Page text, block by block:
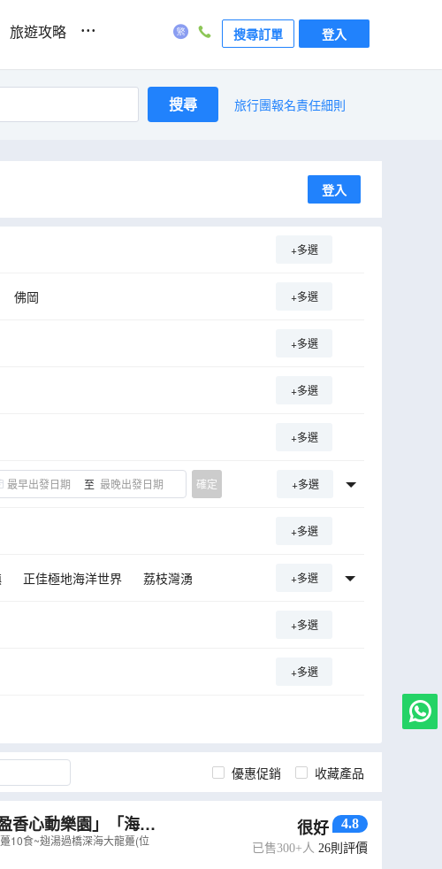
旅遊攻略 ... 搜尋訂單 登入
搜尋 旅行團報名責任細則
登入
+多選
佛岡 +多選
+多選
+多選
+多選
至 確定 +多選
+多選
正佳極地海洋世界
荔枝灣湧
園喜文化創意基地
祖廟
荷蘭花卉小鎮
+多選
+多選
+多選
優惠促銷 收藏產品
香心動樂園」「海泉
10食~翅湯過橋深海大龍躉(位
很好 4.8
已售300+人 26則評價